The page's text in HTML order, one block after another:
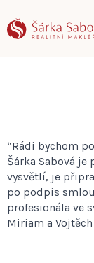
“Rádi bychom
Šárka Sabová
vysvětlí, je
po podpis
profesionála ve
Miriam a